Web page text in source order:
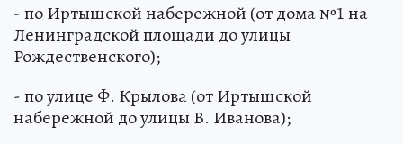
- по Иртышской набережной (от дома №1 на
Ленинградской площади до улицы
Рождественского);
- по улице Ф. Крылова (от Иртышской
набережной до улицы В. Иванова);